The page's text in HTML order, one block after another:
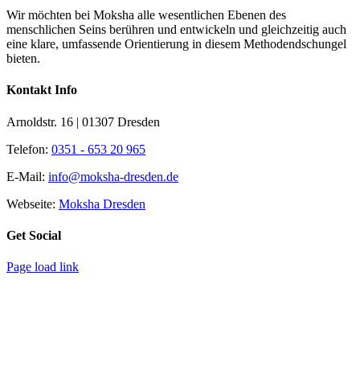
Wir möchten bei Moksha alle wesent­lichen Ebenen des
menschlichen Seins berühren und entwickeln und gleichzeitig auch
eine klare, umfassende Orientierung in diesem Methodendschungel
bieten.
Kontakt Info
Arnoldstr. 16 | 01307 Dresden
Telefon: 0351 - 653 20 965
E-Mail: info@moksha-dresden.de
Webseite: Moksha Dresden
Get Social
Page load link